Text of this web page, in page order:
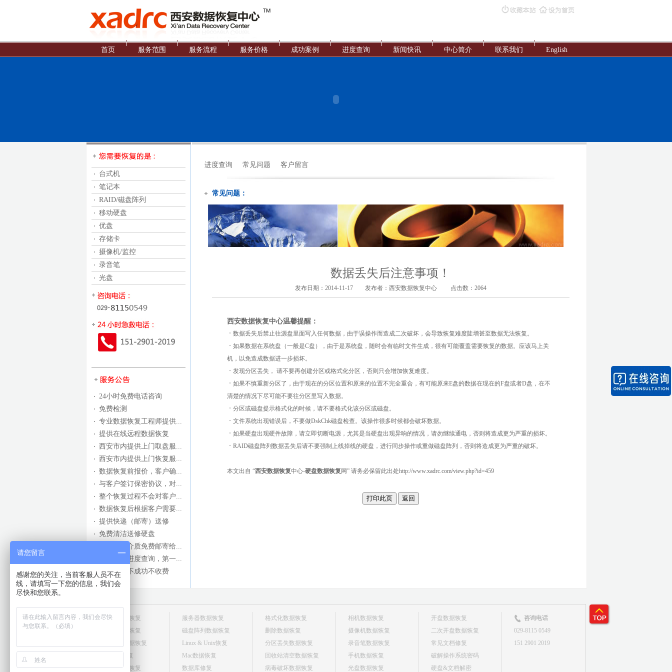
首页 服务范围 服务流程 服务价格 成功案例 进度查询 新闻快讯 中心简介 联系我们 English
台式机
笔记本
RAID/磁盘阵列
移动硬盘
优盘
存储卡
摄像机/监控
录音笔
光盘
24小时免费电话咨询
免费检测
专业数据恢复工程师提供...
提供在线远程数据恢复
西安市内提供上门取盘服...
西安市内提供上门恢复服...
数据恢复前报价，客户确...
与客户签订保密协议，对...
整个恢复过程不会对客户...
数据恢复后根据客户需要...
提供快递（邮寄）送修
免费清洁送修硬盘
外地送修介质免费邮寄给...
网站修复进度查询，第一...
数据恢复不成功不收费
进度查询 常见问题 客户留言
常见问题：
数据丢失后注意事项！
发布日期：2014-11-17 发布者： 西安数据恢复中心点击数： 2064
西安数据恢复中心温馨提醒：
数据丢失后禁止往源盘里面写入任何数据，由于误操作而造成二次破坏，会导致恢复难度陡增甚至数据无法恢复。
如果数据在系统盘（一般是C盘），由于是系统盘，随时会有临时文件生成，很有可能覆盖需要恢复的数据。应该马上关
机，以免造成数据进一步损坏。
发现分区丢失， 请不要再创建分区或格式化分区，否则只会增加恢复难度。
如果不慎重新分区了，由于现在的分区位置和原来的位置不完全重合，有可能原来E盘的数据在现在的F盘或者D盘，在不
清楚的情况下尽可能不要往分区里写入数据。
分区或磁盘提示格式化的时候，请不要格式化该分区或磁盘。
文件系统出现错误后，不要做DskChk磁盘检查。该操作很多时候都会破坏数据。
如果硬盘出现硬件故障，请立即切断电源，尤其是当硬盘出现异响的情况，请勿继续通电，否则将造成更为严重的损坏。
RAID磁盘阵列数据丢失后请不要强制上线掉线的硬盘，进行同步操作或重做磁盘阵列，否则将造成更为严重的破坏。
本文出自 “西安数据恢复中心-硬盘数据恢复 网” 请务必保留此出处http://www.xadrc.com/view.php?id=459
台式机数据恢复
笔记本数据恢复
移动硬盘数据恢复
U盘数据恢复
存储卡数据恢复
服务器数据恢复
磁盘阵列数据恢复
Linux & Unix恢复
Mac数据恢复
数据库修复
格式化数据恢复
删除数据恢复
分区丢失数据恢复
回收站清空数据恢复
病毒破坏数据恢复
相机数据恢复
摄像机数据恢复
录音笔数据恢复
手机数据恢复
光盘数据恢复
开盘数据恢复
二次开盘数据恢复
常见文档修复
破解操作系统密码
硬盘&文档解密
咨询电话
029-8115 0549
151 2901 2019
请您留言
感谢您的关注，当前客服人员不在
线，请填写一下您的信息，我们会
尽快和您联系。